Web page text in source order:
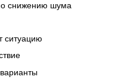
снижению шума
ситуацию